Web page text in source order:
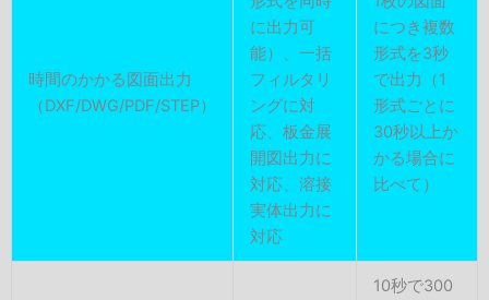
時間のかかる図面出力
（DXF/DWG/PDF/STEP）
に出力可
能）、一括
フィルタリ
ングに対
応、板金展
開図出力に
対応、溶接
実体出力に
対応
につき複数
形式を3秒
で出力（1
形式ごとに
30秒以上か
かる場合に
比べて）
10秒で300